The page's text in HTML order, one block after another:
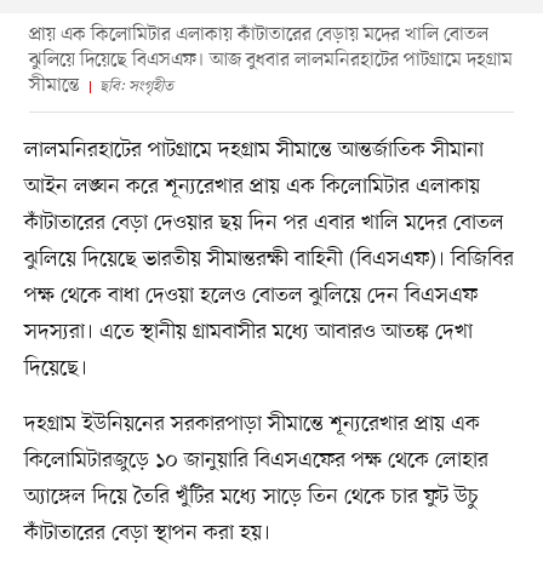
প্রায় এক কিলোমিটার এলাকায় কাঁটাতারের বেড়ায় মদের খালি বোতল
ঝুলিয়ে দিয়েছে বিএসএফ। আজ বুধবার লালমনিরহাটের পাটগ্রামে দহগ্রাম
সীমান্তে
ছবি: সংগৃহীত
লালমনিরহাটের পাটগ্রামে দহগ্রাম সীমান্তে আন্তর্জাতিক সীমানা
আইন লঙ্ঘন করে শূন্যরেখার প্রায় এক কিলোমিটার এলাকায়
কাঁটাতারের বেড়া দেওয়ার ছয় দিন পর এবার খালি মদের বোতল
ঝুলিয়ে দিয়েছে ভারতীয় সীমান্তরক্ষী বাহিনী (বিএসএফ)। বিজিবির
পক্ষ থেকে বাধা দেওয়া হলেও বোতল ঝুলিয়ে দেন বিএসএফ
সদস্যরা। এতে স্থানীয় গ্রামবাসীর মধ্যে আবারও আতঙ্ক দেখা
দিয়েছে।
দহগ্রাম ইউনিয়নের সরকারপাড়া সীমান্তে শূন্যরেখার প্রায় এক
কিলোমিটারজুড়ে ১০ জানুয়ারি বিএসএফের পক্ষ থেকে লোহার
অ্যাঙ্গেল দিয়ে তৈরি খুঁটির মধ্যে সাড়ে তিন থেকে চার ফুট উচু
কাঁটাতারের বেড়া স্থাপন করা হয়।